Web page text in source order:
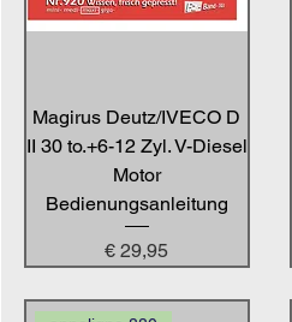
Magirus Deutz/IVECO D
II 30 to.+6-12 Zyl. V-Diesel
Motor
Bedienungsanleitung
Preis
€ 29,95